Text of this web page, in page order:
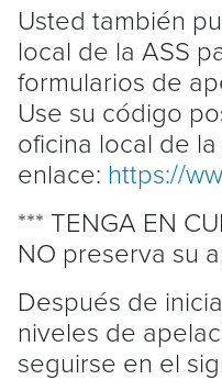
Usted también
local de la ASS
formularios de
Use su código
oficina local de
enlace: https://
*** TENGA EN
NO preserva su
Después de
niveles de
seguirse en el